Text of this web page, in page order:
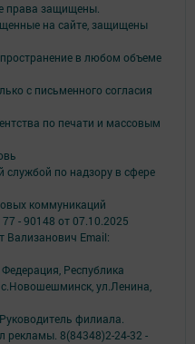
права защищены.
на сайте, защищены
в любом объеме
с письменного согласия
по печати и массовым
по надзору в сфере
коммуникаций
- 90148 от 07.10.2025
Вализанович Email:
Республика
ул.Ленина,
филиала.
рекламы. 8(84348)2-24-32 -